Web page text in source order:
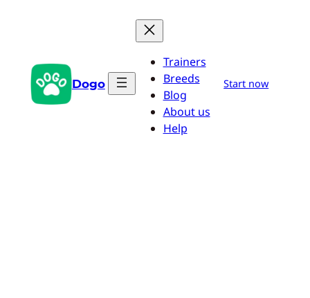
Dogo
Trainers
Breeds
Blog
About us
Help
Start now